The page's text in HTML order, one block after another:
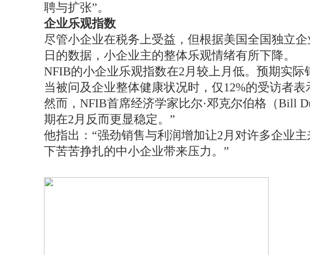
聘与扩张”。
企业乐观指数
尽管小企业在税务上受益，但根据美国全国独立企
日的数据，小企业主的整体乐观情绪有所下降。
NFIB的小企业乐观指数在2月较上月低。预期实际
当被问及企业整体健康状况时，仅12%的受访者表
然而，NFIB首席经济学家比尔·邓克尔伯格（Bill
期在2月反而更显稳定。”
他指出：“强劲销售与利润增加让2月对许多企业
下苦苦挣扎的中小企业带来压力。”